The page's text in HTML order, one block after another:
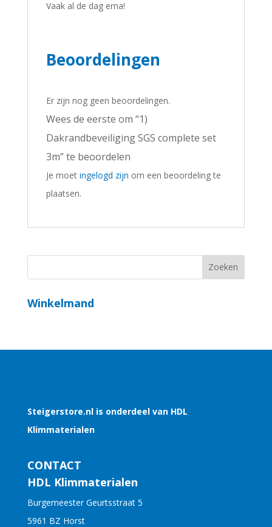
Vaak al de dag erna!
Beoordelingen
Er zijn nog geen beoordelingen.
Wees de eerste om “1)
Dakrandbeveiliging SGS complete set
3m” te beoordelen
Je moet ingelogd zijn om een beoordeling te
plaatsen.
Winkelmand
Steigerstore.nl is onderdeel van HDL
Klimmaterialen
CONTACT
HDL Klimmaterialen
Burgemeester Geurtsstraat 5
5961 BZ Horst